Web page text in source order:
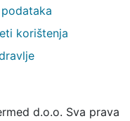
korištenja
d.o.o. Sva prava